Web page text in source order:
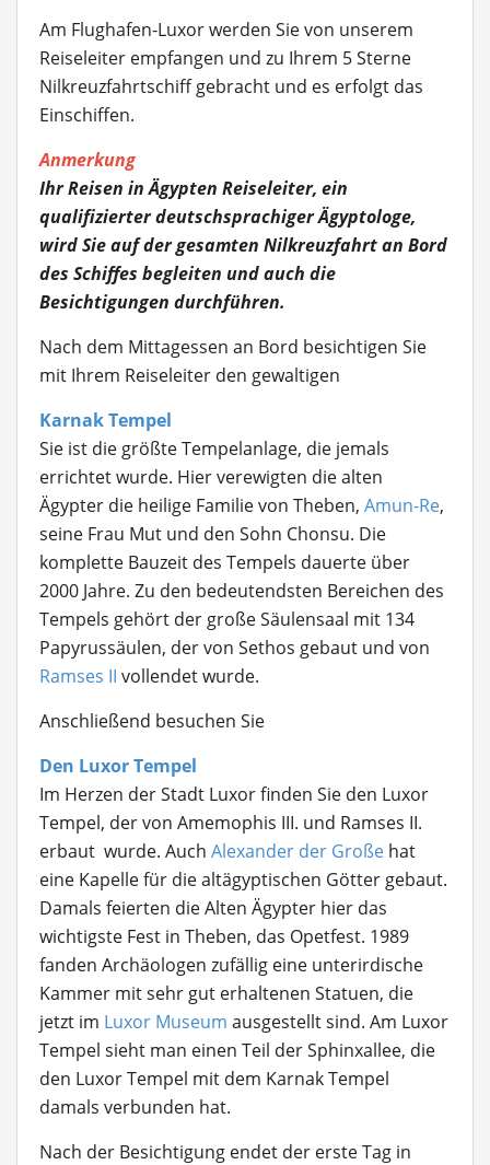
Am Flughafen-Luxor werden Sie von unserem
Reiseleiter empfangen und zu Ihrem 5 Sterne
Nilkreuzfahrtschiff gebracht und es erfolgt das
Einschiffen.
Anmerkung
Ihr Reisen in Ägypten Reiseleiter, ein
qualifizierter deutschsprachiger Ägyptologe,
wird Sie auf der gesamten Nilkreuzfahrt an Bord
des Schiffes begleiten und auch die
Besichtigungen durchführen.
Nach dem Mittagessen an Bord besichtigen Sie
mit Ihrem Reiseleiter den gewaltigen
Karnak Tempel
Sie ist die größte Tempelanlage, die jemals
errichtet wurde. Hier verewigten die alten
Ägypter die heilige Familie von Theben, Amun-Re,
seine Frau Mut und den Sohn Chonsu. Die
komplette Bauzeit des Tempels dauerte über
2000 Jahre. Zu den bedeutendsten Bereichen des
Tempels gehört der große Säulensaal mit 134
Papyrussäulen, der von Sethos gebaut und von
Ramses II vollendet wurde.
Anschließend besuchen Sie
Den Luxor Tempel
Im Herzen der Stadt Luxor finden Sie den Luxor
Tempel, der von Amemophis III. und Ramses II.
erbaut wurde. Auch Alexander der Große hat
eine Kapelle für die altägyptischen Götter gebaut.
Damals feierten die Alten Ägypter hier das
wichtigste Fest in Theben, das Opetfest. 1989
fanden Archäologen zufällig eine unterirdische
Kammer mit sehr gut erhaltenen Statuen, die
jetzt im Luxor Museum ausgestellt sind. Am Luxor
Tempel sieht man einen Teil der Sphinxallee, die
den Luxor Tempel mit dem Karnak Tempel
damals verbunden hat.
Nach der Besichtigung endet der erste Tag in